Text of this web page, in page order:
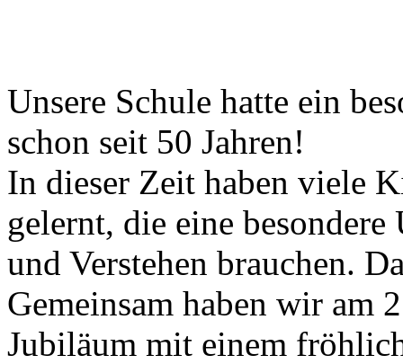
Unsere Schule hatte ein
schon seit 50 Jahren!
In dieser Zeit haben viele
gelernt, die eine
und Verstehen brauchen.
Gemeinsam haben wir am
Jubiläum mit einem